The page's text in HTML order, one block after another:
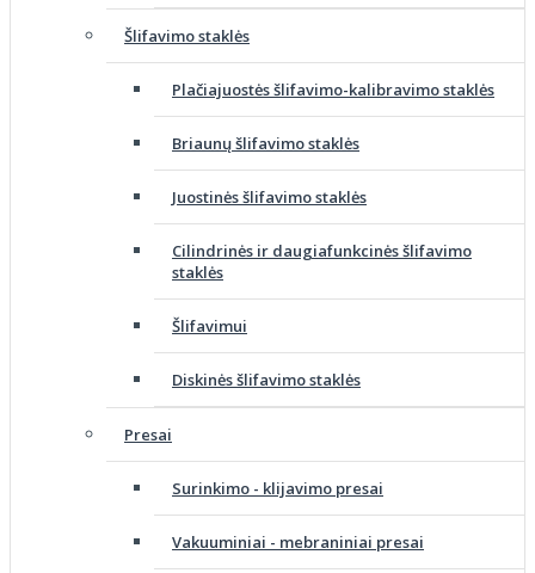
Šlifavimo staklės
Plačiajuostės šlifavimo-kalibravimo staklės
Briaunų šlifavimo staklės
Juostinės šlifavimo staklės
Cilindrinės ir daugiafunkcinės šlifavimo
staklės
Šlifavimui
Diskinės šlifavimo staklės
Presai
Surinkimo - klijavimo presai
Vakuuminiai - mebraniniai presai